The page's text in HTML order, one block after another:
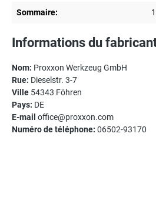
Sommaire:
Informations du
Nom: Proxxon Werkzeug GmbH
Rue: Dieselstr. 3-7
Ville 54343 Föhren
Pays: DE
E-mail office@proxxon.com
Numéro de téléphone: 06502-93170